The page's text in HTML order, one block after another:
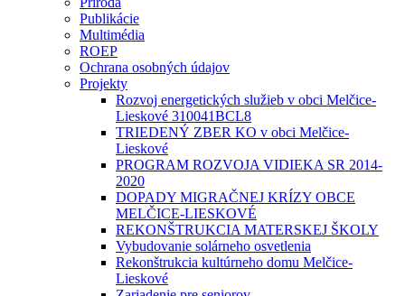
Publikácie
Multimédia
ROEP
Ochrana osobných údajov
Projekty
Rozvoj energetických služieb v obci Melčice-
Lieskové 310041BCL8
TRIEDENÝ ZBER KO v obci Melčice-
Lieskové
PROGRAM ROZVOJA VIDIEKA SR 2014-
2020
DOPADY MIGRAČNEJ KRÍZY OBCE
MELČICE-LIESKOVÉ
REKONŠTRUKCIA MATERSKEJ ŠKOLY
Vybudovanie solárneho osvetlenia
Rekonštrukcia kultúrneho domu Melčice-
Lieskové